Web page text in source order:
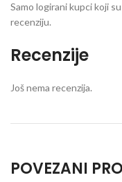
Recenzije
Još nema recenzija.
Samo logirani kupci koji
recenziju.
POVEZANI